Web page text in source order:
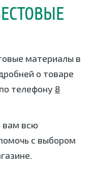
материалы в
о товаре
телефону 8
вам всю
с выбором